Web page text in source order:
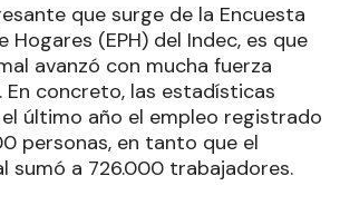
que surge de la Encuesta
Hogares (EPH) del Indec, es que
avanzó con mucha fuerza
En concreto, las estadísticas
último año el empleo registrado
personas, en tanto que el
sumó a 726.000 trabajadores.